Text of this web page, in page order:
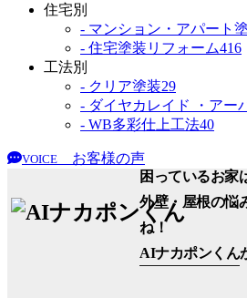
住宅別
- マンション・アパート
- 住宅塗装リフォーム416
工法別
- クリア塗装29
- ダイヤカレイド ・アー
- WB多彩仕上工法40
VOICE
お客様の声
困っているお家
外壁・屋根の悩
ね！
AIナカポンくん